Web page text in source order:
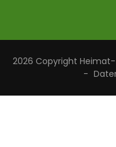
2026 Copyright Heimat-
-